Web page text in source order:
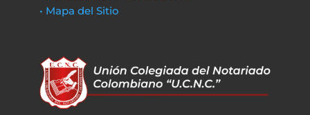
• Mapa del Sitio